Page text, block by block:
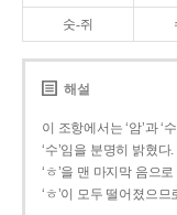
숫-쥐
해설
이 조항에서는 ‘암’과 ‘
‘수’임을 분명히 밝혔다.
‘ㅎ’을 맨 마지막 음으
‘ㅎ’이 모두 떨어졌으